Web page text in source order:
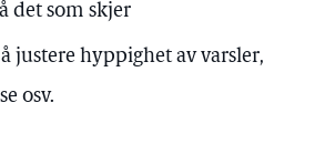
det som skjer
justere hyppighet av varsler,
osv.